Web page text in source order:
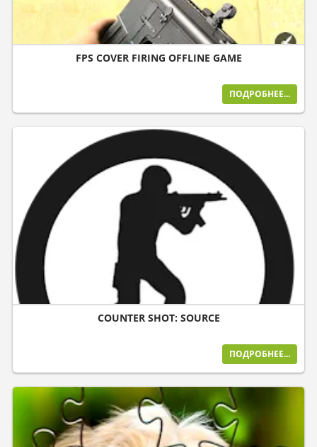
FPS COVER FIRING OFFLINE GAME
ПОДРОБНЕЕ...
COUNTER SHOT: SOURCE
ПОДРОБНЕЕ...